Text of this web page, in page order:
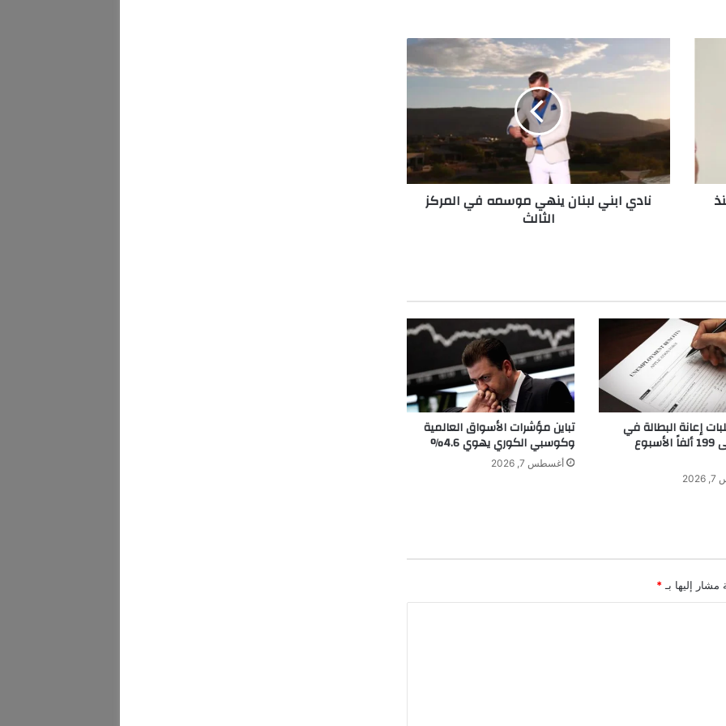
ا
ب
ل
ه
ي
م
و
س
م
ه
ي
ا
ث
نادي ابني لبنان ينهي موسمه في المركز
الثالث
إعانة البطالة في
أميركا إلى 199 ألفاً الأسبوع
تباين مؤشرات الأسواق العالمية
وكوسبي الكوري يهوي 4.6%
أغسطس 7, 2026
مشار إليها بـ*